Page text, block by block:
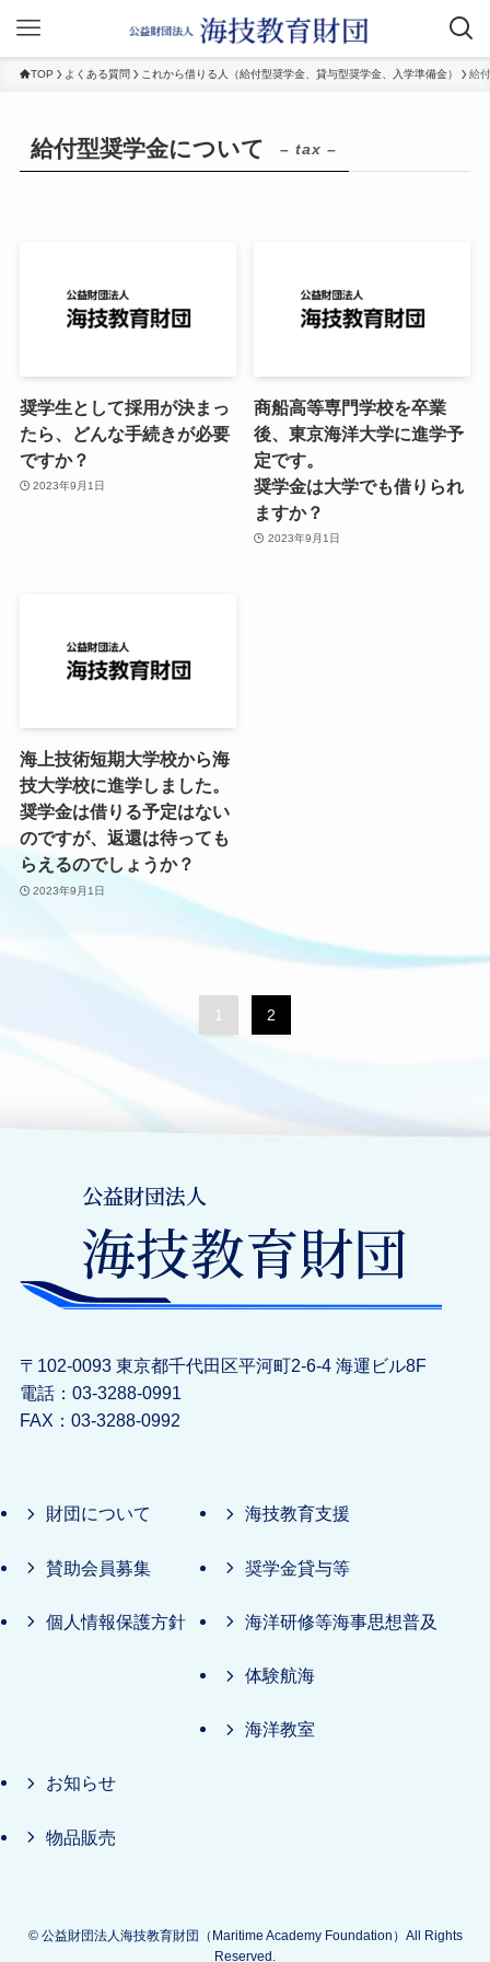
TOP よくある質問 これから借りる人（給付型奨学金、貸与型奨学金、入学準備金） 給
給付型奨学金について – tax –
奨学生として採用が決まっ
たら、どんな手続きが必要
ですか？
2023年9月1日
商船高等専門学校を卒業
後、東京海洋大学に進学予
定です。
奨学金は大学でも借りられ
ますか？
2023年9月1日
海上技術短期大学校から海
技大学校に進学しました。
奨学金は借りる予定はない
のですが、返還は待っても
らえるのでしょうか？
2023年9月1日
1 2
〒102-0093 東京都千代田区平河町2-6-4 海運ビル8F
電話：03-3288-0991
FAX：03-3288-0992
財団について
賛助会員募集
個人情報保護方針
海技教育支援
奨学金貸与等
海洋研修等海事思想普及
体験航海
海洋教室
お知らせ
物品販売
©公益財団法人海技教育財団（Maritime Academy Foundation）All Rights
Reserved.